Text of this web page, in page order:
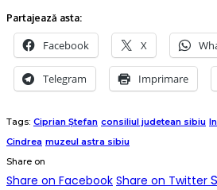
Partajează asta:
Facebook X
Telegram Imprimare
Tags: Ciprian Ştefan consiliul judetean sibiu
Cindrea muzeul astra sibiu
Share on
Share on Facebook Share on Twitter